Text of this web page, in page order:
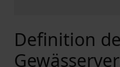
Definition